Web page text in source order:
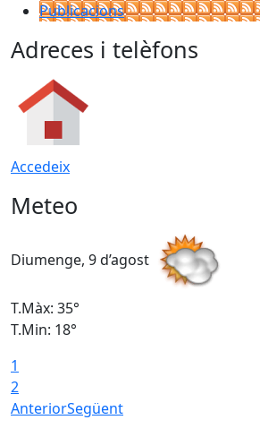
Publicacions
Adreces i telèfons
Accedeix
Meteo
Diumenge, 9 d’agost
T.Màx: 35°
T.Min: 18°
1
2
AnteriorSegüent